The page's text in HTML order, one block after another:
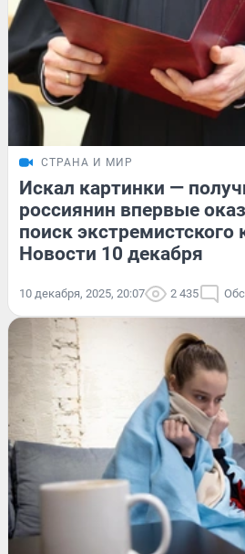
СТРАНА И МИР
Искал картинки —
россиянин впервые
поиск экстремистского
Новости 10 декабря
10 декабря, 2025, 20:07 2 435